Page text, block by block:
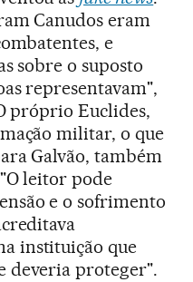
Canudos eram
e
sobre o suposto
representavam",
próprio Euclides,
militar, o que
Galvão, também
leitor pode
e o sofrimento
instituição que
deveria proteger".